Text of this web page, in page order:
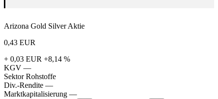
Arizona Gold Silver Aktie
0,43 EUR
+ 0,03 EUR +8,14 %
KGV —
Sektor Rohstoffe
Div.-Rendite —
Marktkapitalisierung —